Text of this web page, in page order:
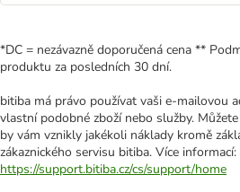
*DC = nezávazně doporučená cena **
produktu za posledních 30 dní.
bitiba má právo používat vaši e-mailovou
vlastní podobné zboží nebo služby.
by vám vznikly jakékoli náklady kromě
zákaznického servisu bitiba. Více informací:
https://support.bitiba.cz/cs/support/home